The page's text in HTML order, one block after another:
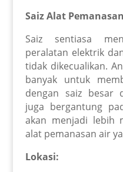
Saiz Alat
Saiz sentiasa
peralatan elektrik
tidak dikecualikan.
banyak untuk
dengan saiz besar
juga bergantung
akan menjadi lebih
alat pemanasan air
Lokasi: